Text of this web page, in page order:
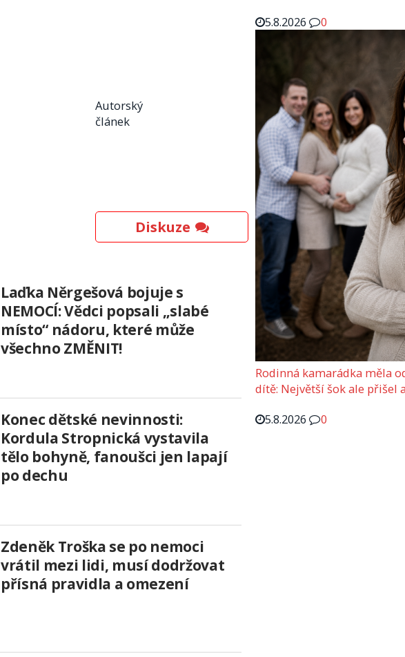
Autorský
článek
Diskuze
Laďka Něrgešová bojuje s
NEMOCÍ: Vědci popsali „slabé
místo“ nádoru, které může
všechno ZMĚNIT!
Konec dětské nevinnosti:
Kordula Stropnická vystavila
tělo bohyně, fanoušci jen lapají
po dechu
Zdeněk Troška se po nemoci
vrátil mezi lidi, musí dodržovat
přísná pravidla a omezení
5.8.2026
0
Rodinná kamarádka měla
dítě: Největší šok ale přišel
5.8.2026
0